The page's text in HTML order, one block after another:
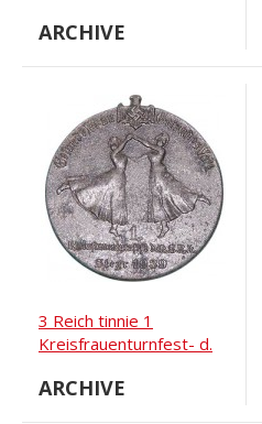
ARCHIVE
3 Reich tinnie 1
Kreisfrauenturnfest- d.
ARCHIVE